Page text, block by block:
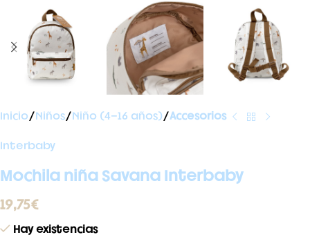
Inicio Niños Niño (4-16 años) Accesorios
Interbaby
Mochila niña Savana Interbaby
19,75€
Hay existencias